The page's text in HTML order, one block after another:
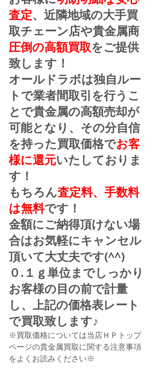
査定、近隣地域の大手買
取チェーン店や貴金属商
圧倒の高額買取をご提供
致します！
オールドラボは独自ルー
トで業者間取引を行うこ
とで貴金属の高額売却が
可能となり、その分自信
を持った買取価格でお客
様に還元いたしておりま
す！
もちろん査定料、手数料
は無料です！
金額にご納得頂けない場
合はお気軽にキャンセル
頂いて大丈夫です(^^)
０.１ｇ単位までしっかり
お客様の目の前で計量
し、上記の価格表レート
で買取致します♪
※買取価格については当店ＨＰトップ
ページの貴金属買取に関する注意事項
をよくお読みください※